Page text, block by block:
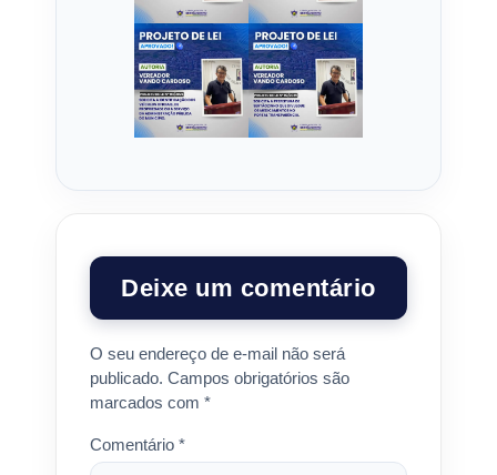
Deixe um comentário
O seu endereço de e-mail não será
publicado. Campos obrigatórios são
marcados com *
Comentário *